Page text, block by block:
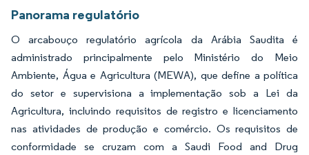
Panorama regulatório
O arcabouço regulatório agrícola da Arábia Saudita é
administrado principalmente pelo Ministério do Meio
Ambiente, Água e Agricultura (MEWA), que define a política
do setor e supervisiona a implementação sob a Lei da
Agricultura, incluindo requisitos de registro e licenciamento
nas atividades de produção e comércio. Os requisitos de
conformidade se cruzam com a Saudi Food and Drug